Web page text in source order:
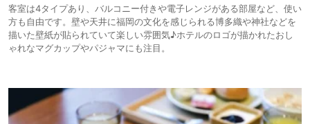
客室は4タイプあり、バルコニー付きや電子レンジがある部屋など、使い
方も自由です。壁や天井に福岡の文化を感じられる博多織や神社などを
描いた壁紙が貼られていて楽しい雰囲気♪ホテルのロゴが描かれたおし
ゃれなマグカップやパジャマにも注目。